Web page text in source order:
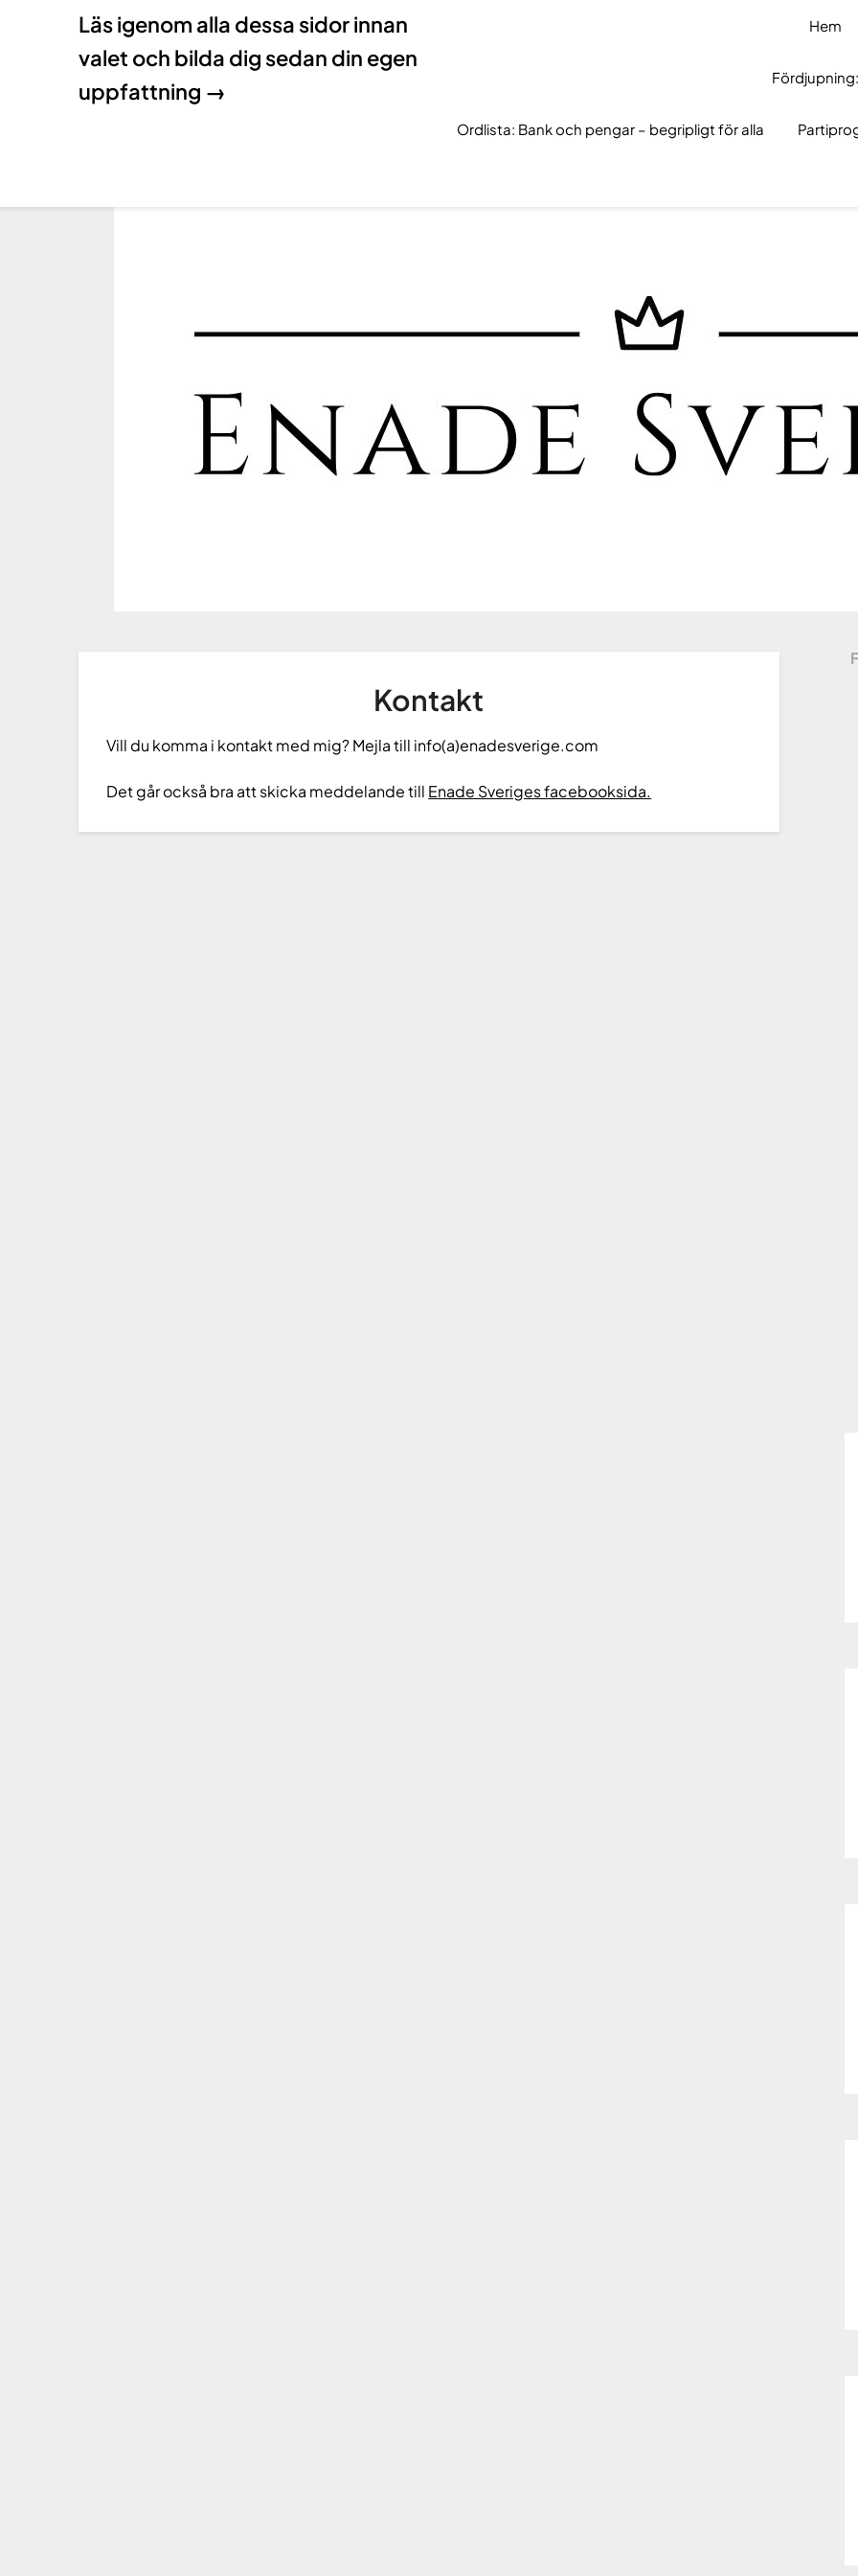
Läs igenom alla dessa sidor innan
valet och bilda dig sedan din egen
uppfattning →
Hem
Ordlista: Bank och pengar – begripligt för alla
Kontakt
Vill du komma i kontakt med mig? Mejla till info(a)enadesverige.com
Det går också bra att skicka meddelande till Enade Sveriges facebooksida.